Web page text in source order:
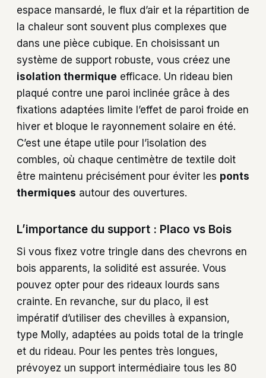
espace mansardé, le flux d’air et la répartition de
la chaleur sont souvent plus complexes que
dans une pièce cubique. En choisissant un
système de support robuste, vous créez une
isolation thermique efficace. Un rideau bien
plaqué contre une paroi inclinée grâce à des
fixations adaptées limite l’effet de paroi froide en
hiver et bloque le rayonnement solaire en été.
C’est une étape utile pour l’isolation des
combles, où chaque centimètre de textile doit
être maintenu précisément pour éviter les ponts
thermiques autour des ouvertures.
L’importance du support : Placo vs Bois
Si vous fixez votre tringle dans des chevrons en
bois apparents, la solidité est assurée. Vous
pouvez opter pour des rideaux lourds sans
crainte. En revanche, sur du placo, il est
impératif d’utiliser des chevilles à expansion,
type Molly, adaptées au poids total de la tringle
et du rideau. Pour les pentes très longues,
prévoyez un support intermédiaire tous les 80